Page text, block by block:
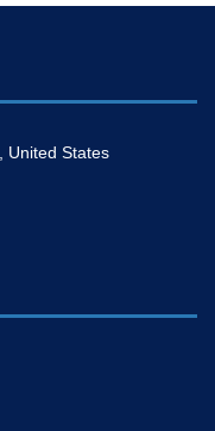
United States